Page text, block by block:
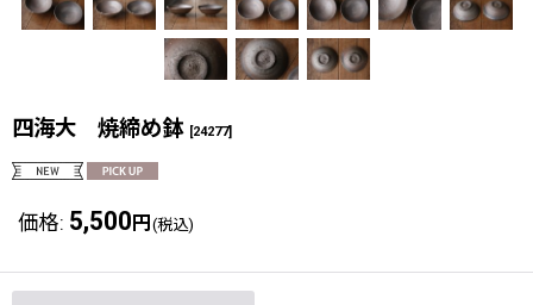
四海大 焼締め鉢 [24277]
価格: 5,500 円 (税込)